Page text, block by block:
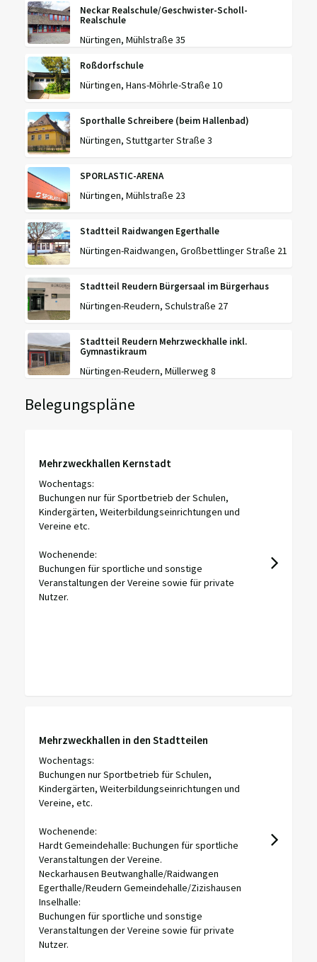
Neckar Realschule/Geschwister-Scholl-
Realschule
Nürtingen, Mühlstraße 35
Roßdorfschule
Nürtingen, Hans-Möhrle-Straße 10
Sporthalle Schreibere (beim Hallenbad)
Nürtingen, Stuttgarter Straße 3
SPORLASTIC-ARENA
Nürtingen, Mühlstraße 23
Stadtteil Raidwangen Egerthalle
Nürtingen-Raidwangen, Großbettlinger Straße 21
Stadtteil Reudern Bürgersaal im Bürgerhaus
Nürtingen-Reudern, Schulstraße 27
Stadtteil Reudern Mehrzweckhalle inkl.
Gymnastikraum
Nürtingen-Reudern, Müllerweg 8
Belegungspläne
Mehrzweckhallen Kernstadt
Wochentags:
Buchungen nur für Sportbetrieb der Schulen,
Kindergärten, Weiterbildungseinrichtungen und
Vereine etc.
Wochenende:
Buchungen für sportliche und sonstige
Veranstaltungen der Vereine sowie für private
Nutzer.
Mehrzweckhallen in den Stadtteilen
Wochentags:
Buchungen nur Sportbetrieb für Schulen,
Kindergärten, Weiterbildungseinrichtungen und
Vereine, etc.
Wochenende:
Hardt Gemeindehalle: Buchungen für sportliche
Veranstaltungen der Vereine.
Neckarhausen Beutwanghalle/Raidwangen
Egerthalle/Reudern Gemeindehalle/Zizishausen
Inselhalle:
Buchungen für sportliche und sonstige
Veranstaltungen der Vereine sowie für private
Nutzer.